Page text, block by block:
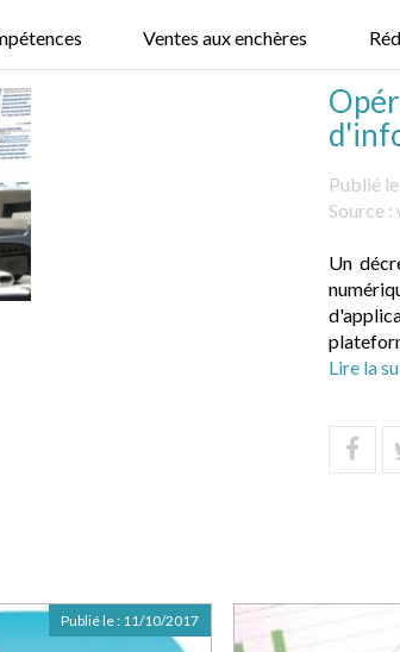
Ventes aux enchères
Publié
Source :
Un
Lire la
Publié le : 11/10/2017